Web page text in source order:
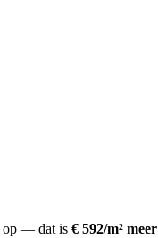
op — dat is € 592/m² meer